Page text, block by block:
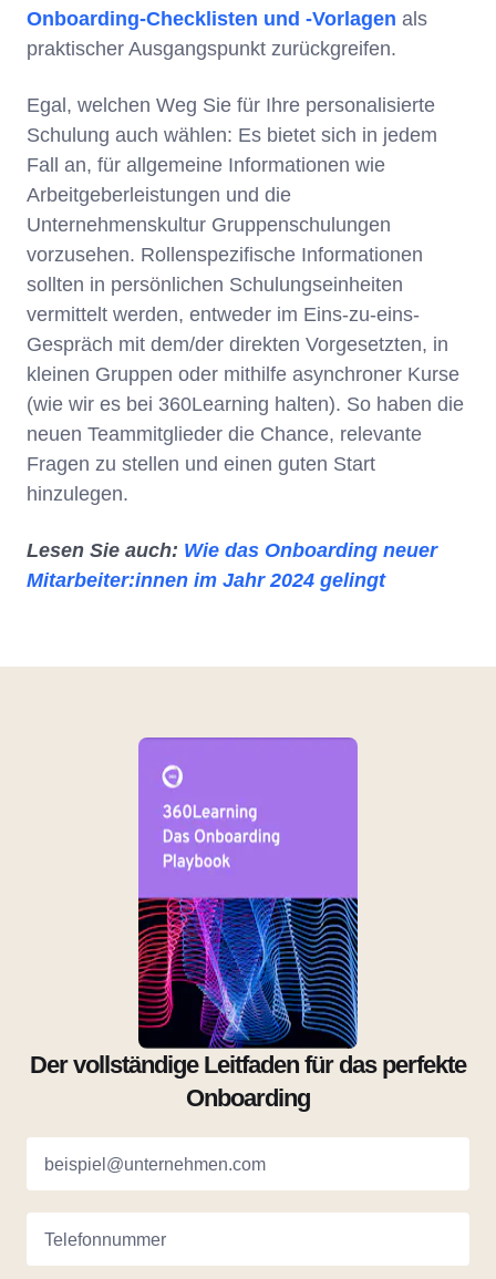
Onboarding-Checklisten und -Vorlagen als
praktischer Ausgangspunkt zurückgreifen.
Egal, welchen Weg Sie für Ihre personalisierte
Schulung auch wählen: Es bietet sich in jedem
Fall an, für allgemeine Informationen wie
Arbeitgeberleistungen und die
Unternehmenskultur Gruppenschulungen
vorzusehen. Rollenspezifische Informationen
sollten in persönlichen Schulungseinheiten
vermittelt werden, entweder im Eins-zu-eins-
Gespräch mit dem/der direkten Vorgesetzten, in
kleinen Gruppen oder mithilfe asynchroner Kurse
(wie wir es bei 360Learning halten). So haben die
neuen Teammitglieder die Chance, relevante
Fragen zu stellen und einen guten Start
hinzulegen.
Lesen Sie auch: Wie das Onboarding neuer
Mitarbeiter:innen im Jahr 2024 gelingt
Der vollständige Leitfaden für das perfekte
Onboarding
beispiel@unternehmen.com
Telefonnummer